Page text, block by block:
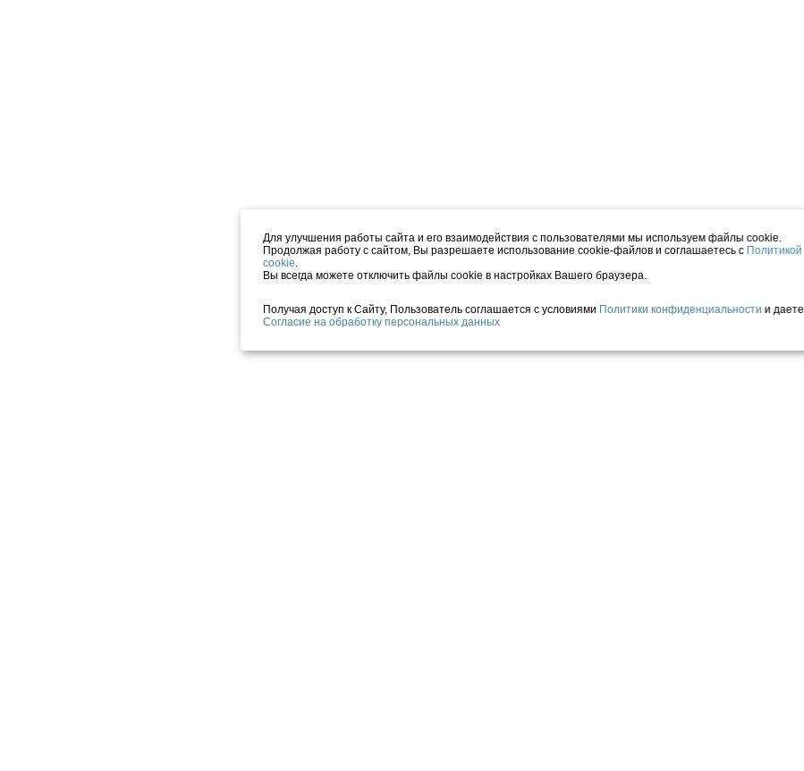
Для улучшения работы сайта и его взаимодействия с пользователями мы используем файлы cookie.
Продолжая работу с сайтом, Вы разрешаете использование cookie-файлов и соглашаетесь с Политикой
cookie.
Вы всегда можете отключить файлы cookie в настройках Вашего браузера.
Получая доступ к Сайту, Пользователь соглашается с условиями Политики конфиденциальности и даете
Согласие на обработку персональных данных